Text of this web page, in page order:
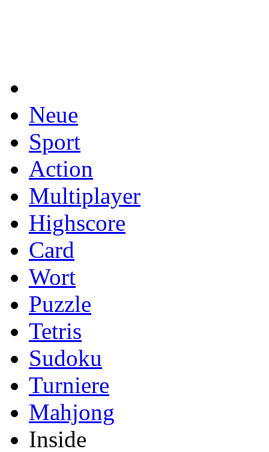
Neue
Sport
Action
Multiplayer
Highscore
Card
Wort
Puzzle
Tetris
Sudoku
Turniere
Mahjong
Inside